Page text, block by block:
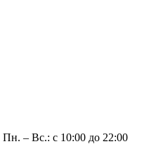
Пн. – Вс.: с 10:00 до 22:00